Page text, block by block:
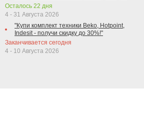
Осталось 22 дня
4 - 31 Августа 2026
"Купи комплект техники Beko, Hotpoint,
Indesit - получи скидку до 30%!"
Заканчивается сегодня
4 - 10 Августа 2026